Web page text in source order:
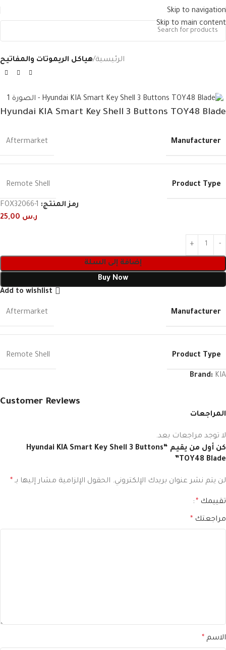
Skip to navigation
Skip to main content
الرئيسية هياكل الريموتات والمفاتيح
Hyundai KIA Smart Key Shell 3 Buttons TOY48 Blade
Manufacturer
Aftermarket
Product Type
Remote Shell
رمز المنتج: FOX32066-1
ر.س
إضافة إلى السلة
Buy Now
Add to wishlist
Manufacturer
Aftermarket
Product Type
Remote Shell
Brand: KIA
Customer Reviews
المراجعات
لا توجد مراجعات بعد.
كن أول من يقيم “Hyundai KIA Smart Key Shell 3 Buttons
TOY48 Blade”
لن يتم نشر عنوان بريدك الإلكتروني. الحقول الإلزامية مشار إليها بـ *
تقييمك *
مراجعتك *
الاسم *